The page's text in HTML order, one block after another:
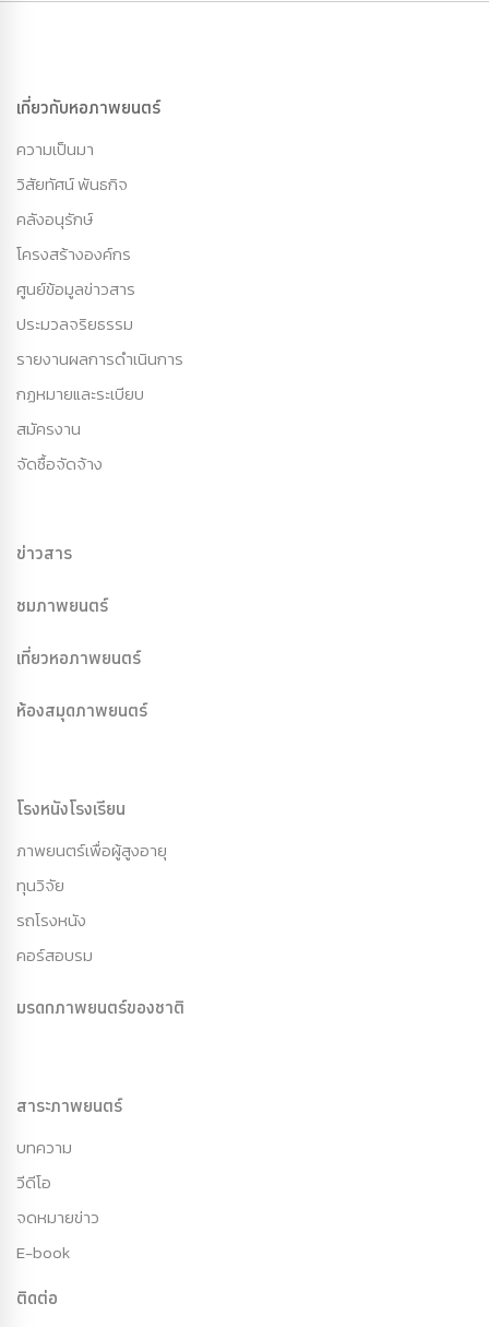
เกี่ยวกับหอภาพยนตร์
ความเป็นมา
วิสัยทัศน์ พันธกิจ
คลังอนุรักษ์
โครงสร้างองค์กร
ศูนย์ข้อมูลข่าวสาร
ประมวลจริยธรรม
รายงานผลการดำเนินการ
กฏหมายและระเบียบ
สมัครงาน
จัดซื้อจัดจ้าง
ข่าวสาร
ชมภาพยนตร์
เที่ยวหอภาพยนตร์
ห้องสมุดภาพยนตร์
โรงหนังโรงเรียน
ภาพยนตร์เพื่อผู้สูงอายุ
ทุนวิจัย
รถโรงหนัง
คอร์สอบรม
มรดกภาพยนตร์ของชาติ
สาระภาพยนตร์
บทความ
วีดีโอ
จดหมายข่าว
E-book
ติดต่อ